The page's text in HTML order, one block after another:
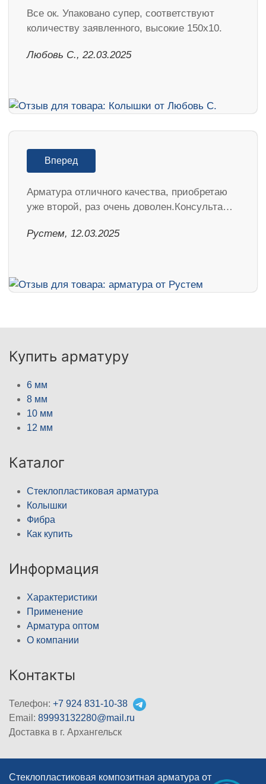
Все ок. Упаковано супер, соответствуют
количеству заявленного, высокие 150х10.
Любовь С., 22.03.2025
Вперед
Арматура отличного качества, приобретаю
уже второй, раз очень доволен.Консульта…
Рустем, 12.03.2025
Купить арматуру
6 мм
8 мм
10 мм
12 мм
Каталог
Стеклопластиковая арматура
Колышки
Фибра
Как купить
Информация
Характеристики
Применение
Арматура оптом
О компании
Контакты
Телефон: +7 924 831-10-38
Email: 89993132280@mail.ru
Доставка в г. Архангельск
Стеклопластиковая композитная арматура от